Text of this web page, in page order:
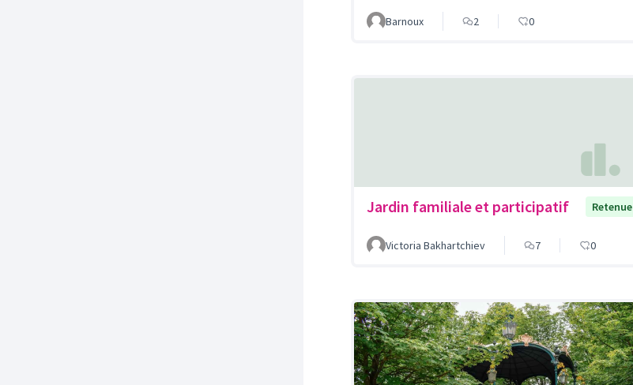
Barnoux 2 0
Jardin familiale et participatif Retenue
Victoria Bakhartchiev 7 0